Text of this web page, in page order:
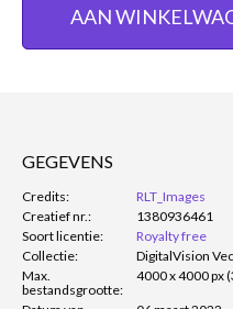
AAN
GEGEVENS
Credits:
RLT_Images
Creatief nr.:
1380936461
Soort licentie:
Royalty free
Collectie:
DigitalVision
Max.
bestandsgrootte:
4000 x 4000 px